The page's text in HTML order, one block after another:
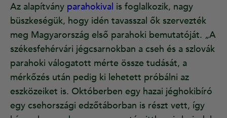
Az alapítvány parahokival is foglalkozik, nagy
büszkeségük, hogy idén tavasszal ők szervezték
meg Magyarország első parahoki bemutatóját. „A
székesfehérvári jégcsarnokban a cseh és a szlovák
parahoki válogatott mérte össze tudását, a
mérkőzés után pedig ki lehetett próbálni az
eszközeiket is. Októberben egy hazai jéghokibíró
egy csehországi edzőtáborban is részt vett, így